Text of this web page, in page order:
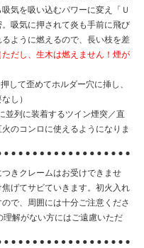
気を吸い込むパワーに変え「Ｕ
吸気に押されて炎も手前に飛び
ように燃えるので、長い枝を差
ただし、生木は燃えません！煙が
して歪めてホルダー穴に挿し、
し）
並列に装着するツイン煙突／直
のコンロに使えるようになりま
きクレームはお受けできませ
げてサビていきます。初火入れ
で、周囲には十分ご注意くださ
解がない方にはご遠慮いただ